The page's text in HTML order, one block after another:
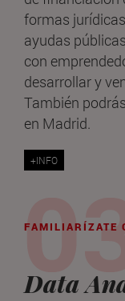
formas
ayudas
con
desarrollar y
También
en Madrid.
+INFO
FAMILIARÍZATE
Data